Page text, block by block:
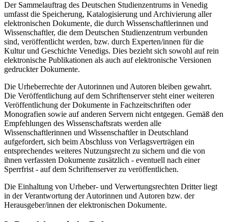
Der Sammelauftrag des Deutschen Studienzentrums in Venedig
umfasst die Speicherung, Katalogisierung und Archivierung aller
elektronischen Dokumente, die durch Wissenschaftlerinnen und
Wissenschaftler, die dem Deutschen Studienzentrum verbunden
sind, veröffentlicht werden, bzw. durch Experten/innen für die
Kultur und Geschichte Venedigs. Dies bezieht sich sowohl auf rein
elektronische Publikationen als auch auf elektronische Versionen
gedruckter Dokumente.
Die Urheberrechte der Autorinnen und Autoren bleiben gewahrt.
Die Veröffentlichung auf dem Schriftenserver steht einer weiteren
Veröffentlichung der Dokumente in Fachzeitschriften oder
Monografien sowie auf anderen Servern nicht entgegen. Gemäß den
Empfehlungen des Wissenschaftsrats werden alle
Wissenschaftlerinnen und Wissenschaftler in Deutschland
aufgefordert, sich beim Abschluss von Verlagsverträgen ein
entsprechendes weiteres Nutzungsrecht zu sichern und die von
ihnen verfassten Dokumente zusätzlich - eventuell nach einer
Sperrfrist - auf dem Schriftenserver zu veröffentlichen.
Die Einhaltung von Urheber- und Verwertungsrechten Dritter liegt
in der Verantwortung der Autorinnen und Autoren bzw. der
Herausgeber/innen der elektronischen Dokumente.